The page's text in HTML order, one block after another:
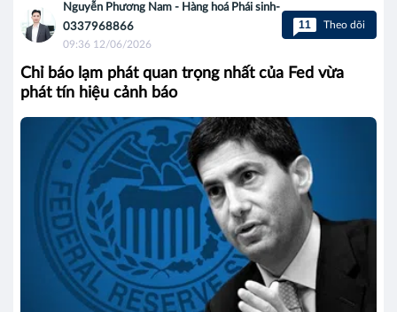
Nguyễn Phương Nam - Hàng hoá Phái sinh-
0337968866
09:36 12/06/2026
11 Theo dõi
Chỉ báo lạm phát quan trọng nhất của Fed vừa
phát tín hiệu cảnh báo